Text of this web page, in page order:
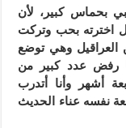
بحماس كبير، لأن
اخترته بحب وتركت
العراقيل وهي توضع
رفض عدد كبير من
أشهر وأنا أتدرب
نفسه عناء الحديث